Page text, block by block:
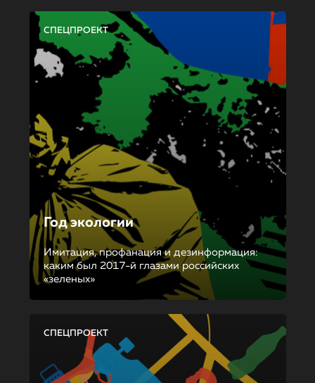
СПЕЦПРОЕКТ
Год экологии
Имитация, профанация и дезинформация:
каким был 2017-й глазами российских
«зеленых»
СПЕЦПРОЕКТ